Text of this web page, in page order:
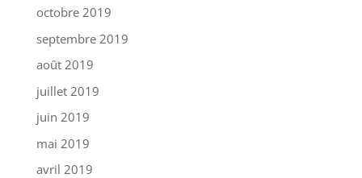
octobre 2019
septembre 2019
août 2019
juillet 2019
juin 2019
mai 2019
avril 2019